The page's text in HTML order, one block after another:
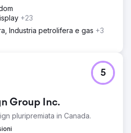
+23
Industria petrolifera e gas +3
Group Inc.
pluripremiata in Canada.
5